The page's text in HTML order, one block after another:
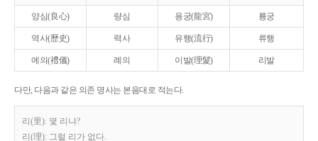
양심(良心) 량심 용궁(龍宮) 룡궁
역사(歷史) 력사 유행(流行) 류행
예의(禮儀) 례의 이발(理髮) 리발
다만, 다음과 같은 의존 명사는 본음대로 적는다.
리(里): 몇 리냐?
리(理): 그럴 리가 없다.